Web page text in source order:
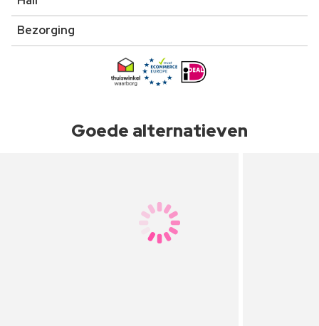
Bezorging
Goede alternatieven